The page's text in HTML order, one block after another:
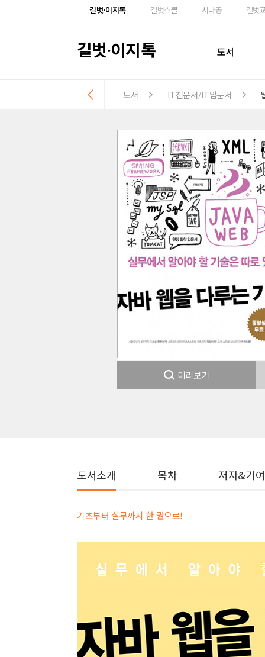
길벗·이지톡 길벗스쿨 시나공 길벗
길벗·이지톡 도서
도서 IT전문서/IT입문서
미리보기
도서소개 목차 저자&기
기초부터 실무까지 한 권으로!